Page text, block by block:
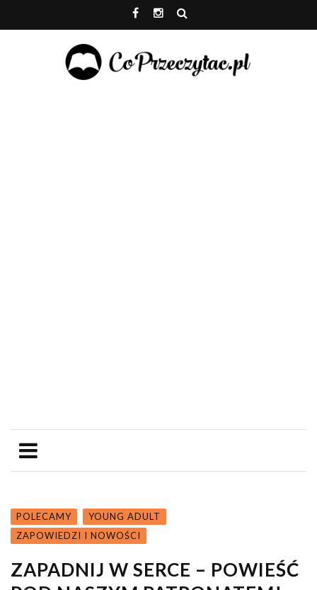
POLECAMY
YOUNG ADULT
ZAPOWIEDZI I NOWOŚCI
ZAPADNIJ W SERCE – POWIEŚĆ